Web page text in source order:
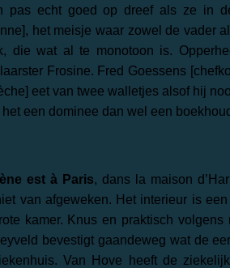
pas echt goed op dreef als ze in
het meisje waar zowel de vader
die wat al te monotoon is.
Frosine. Fred Goessens
eet van twee walletjes alsof hij
het een dominee dan wel een
est à Paris, dans la maison
van afgeweken. Het interieur is
kamer. Knus en praktisch
bevestigt gaandeweg wat de
Van Hove heeft de